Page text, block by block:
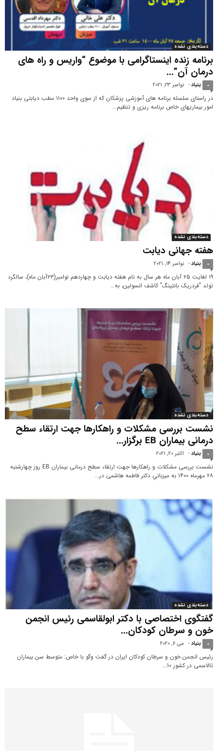
دسته‌بندی نشده
برنامه زنده اینستاگرامی با موضوع “واریس و راه های
درمان آن”...
بنیاد- نوامبر 23, 2021 0
در راستای سلسله برنامه های آموزشی پزشکان که از سوی واحد ۱۱۰۰ مطب دیابتی بنیاد
امور بیماریهای خاص برنامه ریزی و تنظیم...
دسته‌بندی نشده
هفته جهانی دیابت
بنیاد- نوامبر 14, 2021 0
۱۹ لغایت ۲۵ آبان ماه هر سال به نام هفته دیابت و چهاردهم نوامبر(۲۳آبان ماه)، سالگرد
تولد "فردریک بانتینگ" کاشف انسولین، به...
دسته‌بندی نشده
نشست بررسی مشکلات و راهکارها جهت ارتقاء سطح
درمانی بیماران EB برگزار...
بنیاد- اکتبر 20, 2021 0
نشست بررسی مشکلات و راهکارها جهت ارتقاء سطح درمانی بیماران EB روز چهارشنبه
٢٨ مهرماه ١٤٠٠ به ميزباني دكتر فاطمه هاشمی در...
دسته‌بندی نشده
گفتگوی اختصاصی با دکتر ابولقاسمی رئیس انجمن
خون و سرطان کودکان...
بنیاد- می 6, 2020 0
رئیس انجمن خون و سرطان کودکان ایران در گفت وگو با خاص: متوسط سن بیماران
تالاسمی در کشور 10...